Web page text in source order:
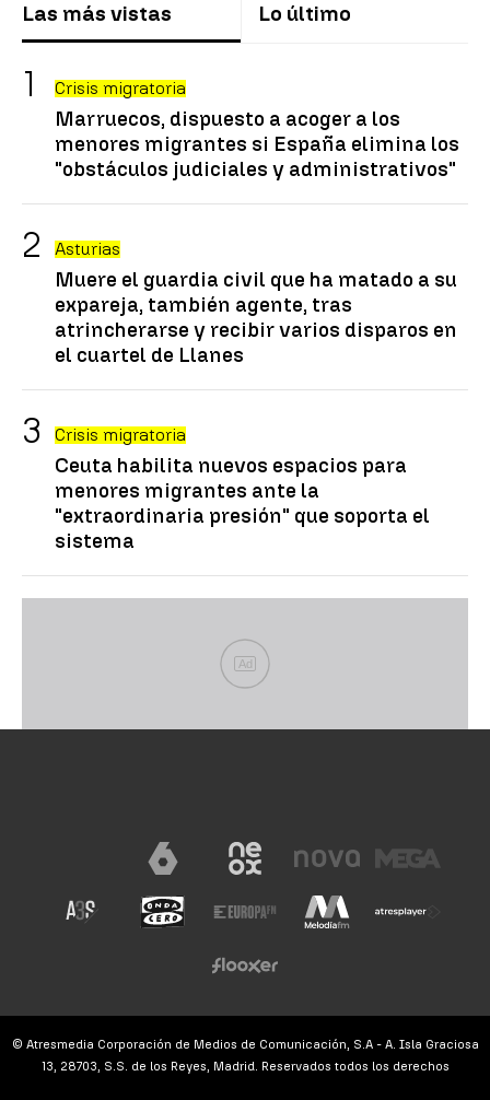
Las más vistas Lo último
Crisis migratoria
Marruecos, dispuesto a acoger a los
menores migrantes si España elimina los
"obstáculos judiciales y administrativos"
Asturias
Muere el guardia civil que ha matado a su
expareja, también agente, tras
atrincherarse y recibir varios disparos en
el cuartel de Llanes
Crisis migratoria
Ceuta habilita nuevos espacios para
menores migrantes ante la
"extraordinaria presión" que soporta el
sistema
Ad
© Atresmedia Corporación de Medios de Comunicación, S.A - A. Isla Graciosa
13, 28703, S.S. de los Reyes, Madrid. Reservados todos los derechos